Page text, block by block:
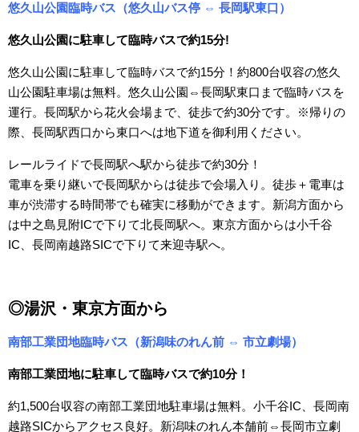
悠久山公園臨時バス（悠久山バス停 ⇔ 長岡駅東口）
悠久山公園に駐車して臨時バスで約15分!
悠久山公園に駐車して臨時バスで約15分！約800台収容の悠久
山公園駐車場は無料。悠久山公園⇔長岡駅東口まで臨時バスを
運行。長岡駅から花火会場まで、徒歩で約30分です。※帰りの
際、長岡駅西口から東口へは地下道を御利用ください。
レールライドで長岡駅へ駅から徒歩で約30分！
電車を乗り継いで長岡駅からは徒歩で会場入り。徒歩＋電車は
車が渋滞する時間帯でも確実に移動ができます。新潟方面から
は中之島見附ICで下りて北長岡駅へ。東京方面からは小千谷
IC、長岡南越路SICで下りて来迎寺駅へ。
◎湯沢・東京方面から
南部工業団地臨時バス（新潟味のれん前 ⇔ 市立劇場）
南部工業団地に駐車して臨時バスで約10分！
約1,500台収容の南部工業団地駐車場は無料。小千谷IC、長岡南
越路SICからアクセス良好。新潟味のれん本舗前⇔長岡市立劇